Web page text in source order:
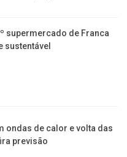
supermercado de Franca
sustentável
ondas de calor e volta das
previsão